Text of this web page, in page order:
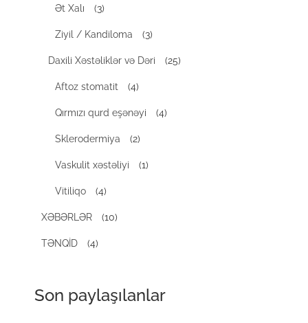
Ət Xalı (3)
Ziyil / Kandiloma (3)
Daxili Xəstəliklər və Dəri (25)
Aftoz stomatit (4)
Qırmızı qurd eşənəyi (4)
Sklerodermiya (2)
Vaskulit xəstəliyi (1)
Vitiliqo (4)
XƏBƏRLƏR (10)
TƏNQİD (4)
Son paylaşılanlar